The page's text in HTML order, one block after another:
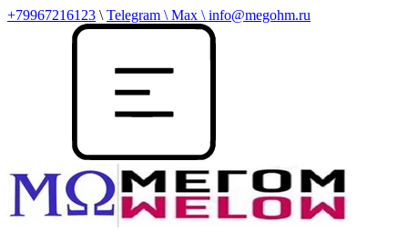
+79967216123 \ Telegram \ Max \ info@megohm.ru